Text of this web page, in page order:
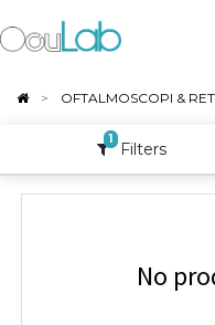
OFTALMOSCOPI &
1
Filters
No